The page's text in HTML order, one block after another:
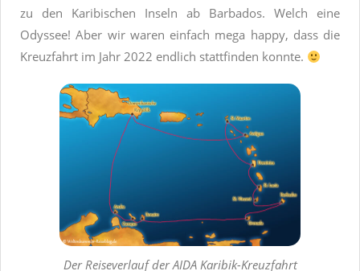
zu den Karibischen Inseln ab Barbados. Welch eine
Odyssee! Aber wir waren einfach mega happy, dass die
Kreuzfahrt im Jahr 2022 endlich stattfinden konnte.
Der Reiseverlauf der AIDA Karibik-Kreuzfahrt